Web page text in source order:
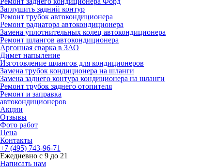
Заглушить задний контур
Ремонт трубок автокондиционера
Ремонт радиатора автокондиционера
Замена уплотнительных колец автокондиционера
Ремонт шлангов автокондиционера
Аргонная сварка в ЗАО
Димет напыление
Изготовление шлангов для кондиционеров
Замена трубок кондиционера на шланги
Замена заднего контура кондиционера на шланги
Ремонт трубок заднего отопителя
Ремонт и заправка
автокондиционеров
Акции
Отзывы
Фото работ
Цена
Контакты
+7 (495) 743-96-71
Ежедневно с 9 до 21
Написать нам